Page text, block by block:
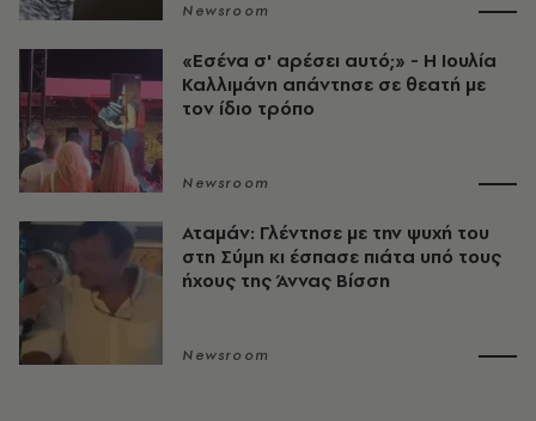
Newsroom
«Εσένα σ' αρέσει αυτό;» - Η Ιουλία
Καλλιμάνη απάντησε σε θεατή με
τον ίδιο τρόπο
Newsroom
Αταμάν: Γλέντησε με την ψυχή του
στη Σύμη κι έσπασε πιάτα υπό τους
ήχους της Άννας Βίσση
Newsroom